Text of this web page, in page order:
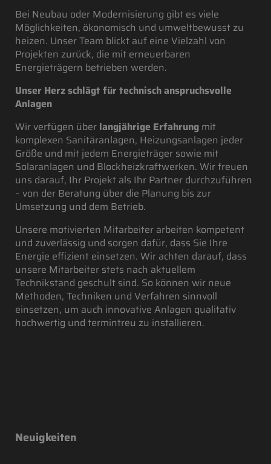
Bei Neubau oder Modernisierung gibt es viele
Möglichkeiten, ökonomisch und umweltbewusst zu
heizen. Unser Team blickt auf eine Vielzahl von
Projekten zurück, die mit erneuerbaren
Energieträgern betrieben werden.
Unser Herz schlägt für technisch anspruchsvolle
Anlagen
Wir verfügen über langjährige Erfahrung mit
komplexen Sanitäranlagen, Heizungsanlagen jeder
Größe und mit jedem Energieträger sowie mit
Solaranlagen und Blockheizkraftwerken. Wir freuen
uns darauf, Ihr Projekt als Ihr Partner durchzuführen
– von der Beratung über die Planung bis zur
Umsetzung und dem Betrieb.
Unsere motivierten Mitarbeiter arbeiten kompetent
und zuverlässig und sorgen dafür, dass Sie Ihre
Energie effizient einsetzen. Wir achten darauf, dass
unsere Mitarbeiter stets nach aktuellem
Technikstand geschult sind. So können wir neue
Methoden, Techniken und Verfahren sinnvoll
einsetzen, um auch innovative Anlagen qualitativ
hochwertig und termintreu zu installieren.
Neuigkeiten